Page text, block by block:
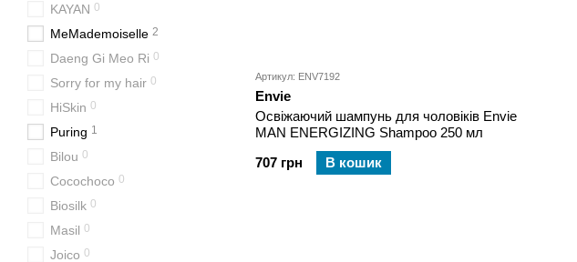
Артикул: ENV7192
Envie
Освіжаючий шампунь для чоловіків Envie
MAN ENERGIZING Shampoo 250 мл
707 грн
В кошик
KAYAN 0
MeMademoiselle 2
Daeng Gi Meo Ri 0
Sorry for my hair 0
HiSkin 0
Puring 1
Bilou 0
Cocochoco 0
Biosilk 0
Masil 0
Joico 0